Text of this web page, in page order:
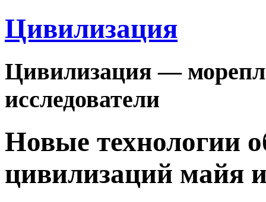
Цивилизация
Цивилизация —
исследователи
Новые технологии
цивилизаций майя